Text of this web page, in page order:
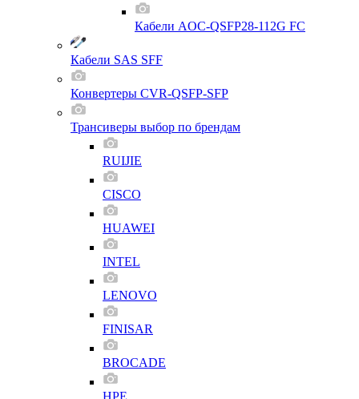
Кабели AOC-QSFP28-112G FC
Кабели SAS SFF
Конвертеры CVR-QSFP-SFP
Трансиверы выбор по брендам
RUIJIE
CISCO
HUAWEI
INTEL
LENOVO
FINISAR
BROCADE
HPE